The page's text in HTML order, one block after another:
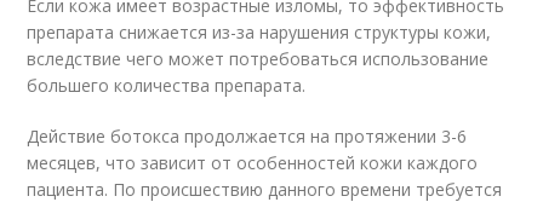
Если кожа имеет возрастные изломы, то эффективность
препарата снижается из-за нарушения структуры кожи,
вследствие чего может потребоваться использование
большего количества препарата.
Действие ботокса продолжается на протяжении 3-6
месяцев, что зависит от особенностей кожи каждого
пациента. По происшествию данного времени требуется